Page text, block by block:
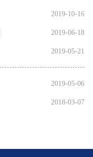
2019-10-16
2019-06-18
2019-05-21
2019-05-06
2018-03-07